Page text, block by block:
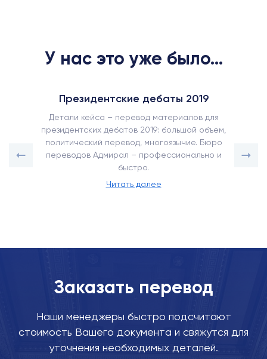
У нас это уже было...
Президентские дебаты 2019
Детали кейса – перевод материалов для
президентских дебатов 2019: большой объем,
политический перевод, многоязычие. Бюро
переводов Адмирал – профессионально и
быстро.
Читать далее
Заказать перевод
Наши менеджеры быстро подсчитают
стоимость Вашего документа и свяжутся для
уточнения необходимых деталей.